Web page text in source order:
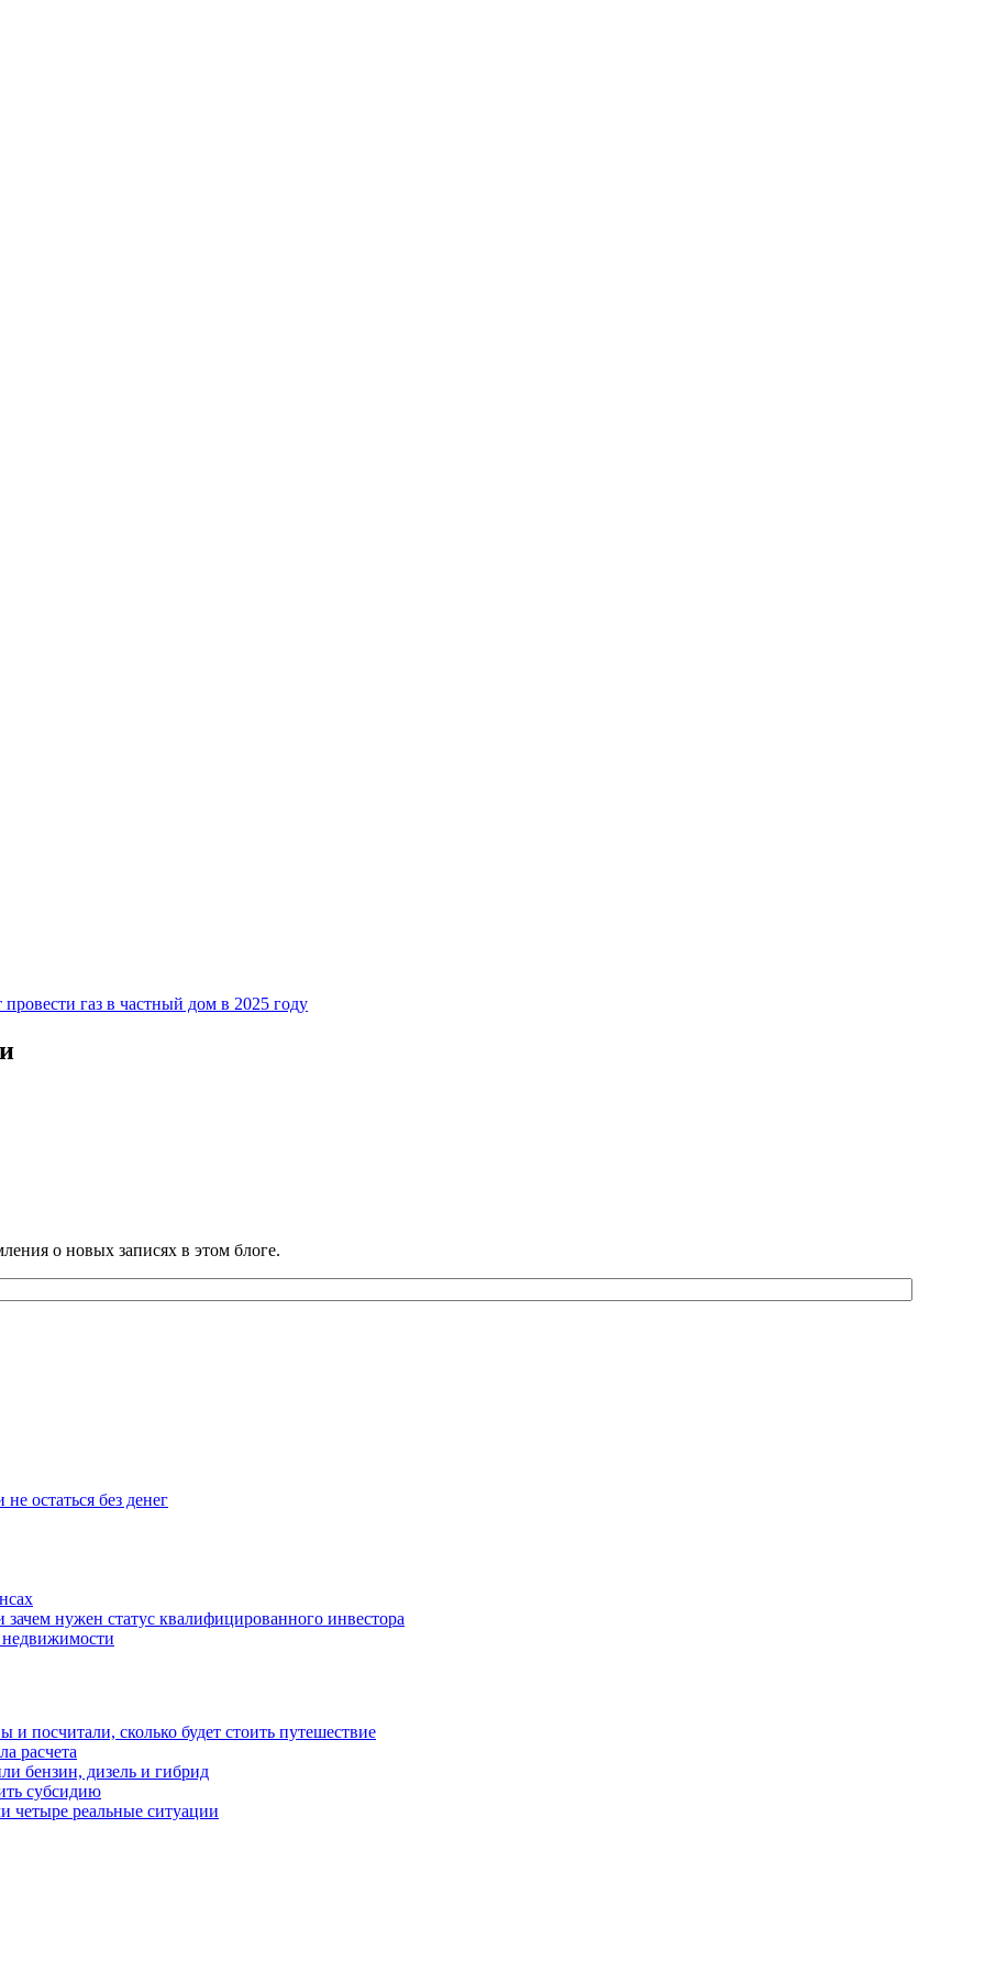
провести газ в частный дом в 2025 году
о новых записях в этом блоге.
остаться без денег
нужен статус квалифицированного инвестора
посчитали, сколько будет стоить путешествие
расчета
бензин, дизель и гибрид
субсидию
четыре реальные ситуации